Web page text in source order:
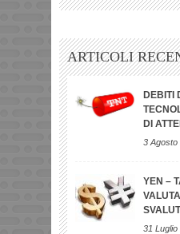
ARTICOLI
DEBITI
DI
3 Agosto
YEN –
31 Luglio